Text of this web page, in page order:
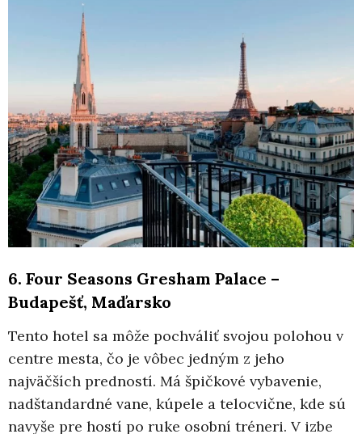
6. Four Seasons Gresham Palace –
Budapešť, Maďarsko
Tento hotel sa môže pochváliť svojou polohou v
centre mesta, čo je vôbec jedným z jeho
najväčších predností. Má špičkové vybavenie,
nadštandardné vane, kúpele a telocvične, kde sú
navyše pre hostí po ruke osobní tréneri. V izbe